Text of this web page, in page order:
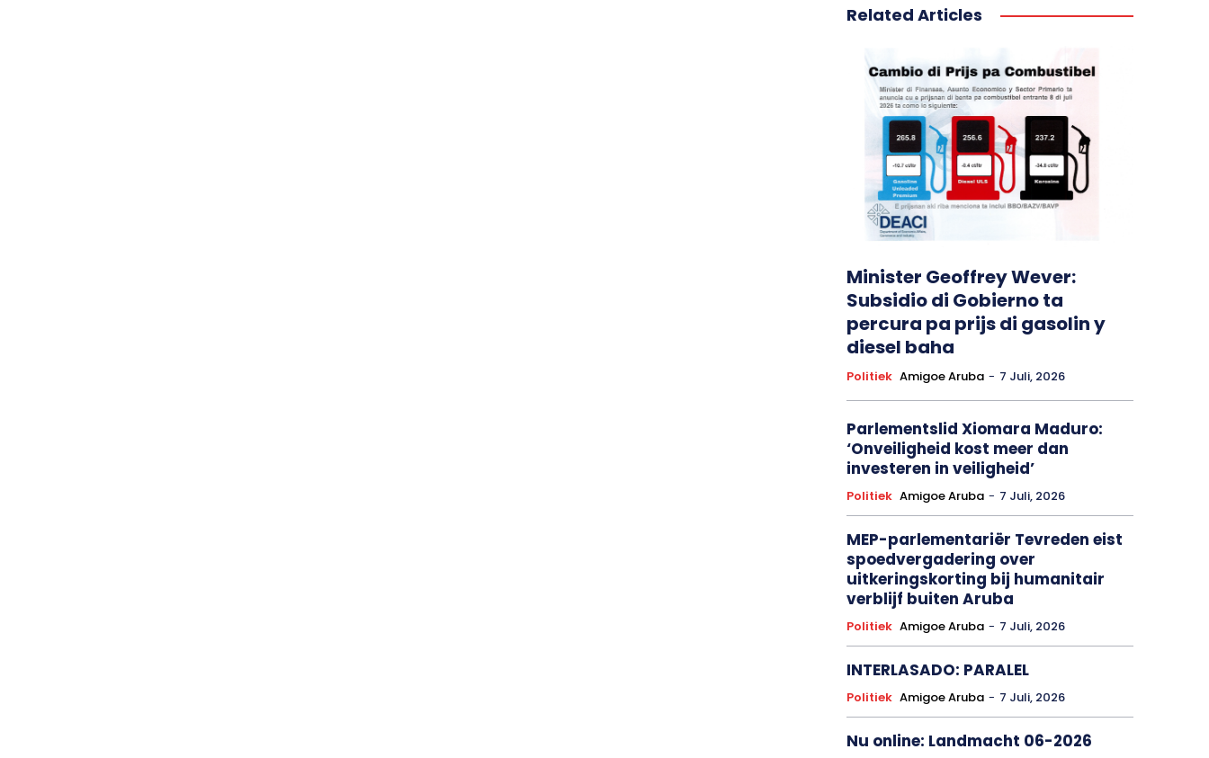
Related Articles
Minister Geoffrey Wever:
Subsidio di Gobierno ta
percura pa prijs di gasolin y
diesel baha
Politiek Amigoe Aruba - 7 Juli, 2026
Parlementslid Xiomara Maduro:
‘Onveiligheid kost meer dan
investeren in veiligheid’
Politiek Amigoe Aruba - 7 Juli, 2026
MEP-parlementariër Tevreden eist
spoedvergadering over
uitkeringskorting bij humanitair
verblijf buiten Aruba
Politiek Amigoe Aruba - 7 Juli, 2026
INTERLASADO: PARALEL
Politiek Amigoe Aruba - 7 Juli, 2026
Nu online: Landmacht 06-2026